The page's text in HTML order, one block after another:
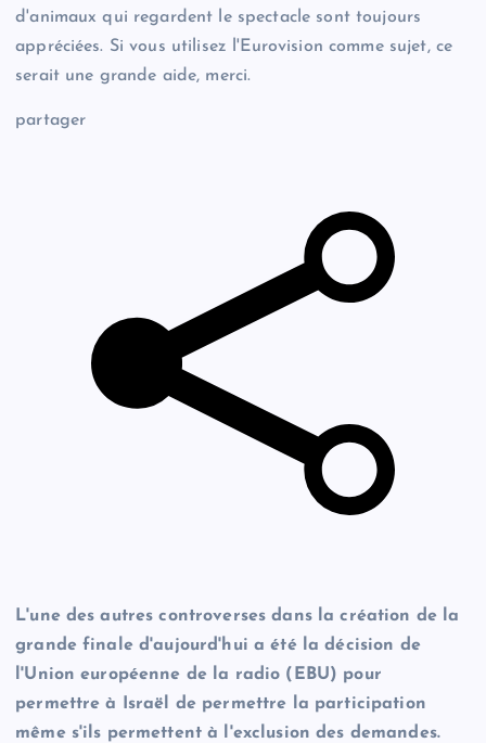
d'animaux qui regardent le spectacle sont toujours
appréciées. Si vous utilisez l'Eurovision comme sujet, ce
serait une grande aide, merci.
partager
L'une des autres controverses dans la création de la
grande finale d'aujourd'hui a été la décision de
l'Union européenne de la radio (EBU) pour
permettre à Israël de permettre la participation
même s'ils permettent à l'exclusion des demandes.